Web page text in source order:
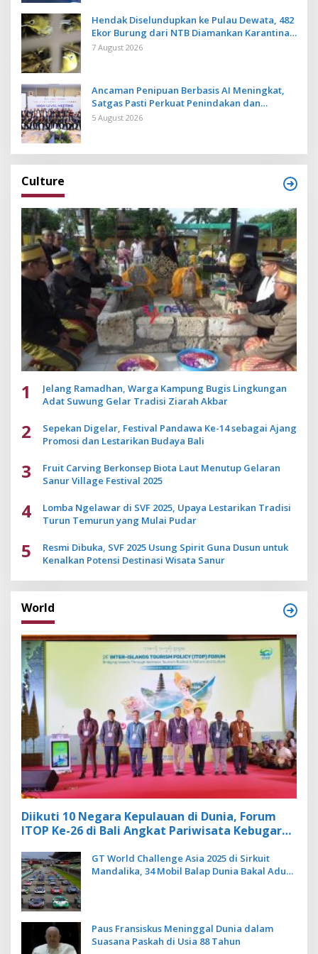
Hendak Diselundupkan ke Pulau Dewata, 482
Ekor Burung dari NTB Diamankan Karantina
Bali
7 August 2026
Ancaman Penipuan Berbasis AI Meningkat,
Satgas Pasti Perkuat Penindakan dan
Pengembangan Aplikasi Anti Penipuan
5 August 2026
Culture
1
Jelang Ramadhan, Warga Kampung Bugis Lingkungan
Adat Suwung Gelar Tradisi Ziarah Akbar
2
Sepekan Digelar, Festival Pandawa Ke-14 sebagai Ajang
Promosi dan Lestarikan Budaya Bali
3
Fruit Carving Berkonsep Biota Laut Menutup Gelaran
Sanur Village Festival 2025
4
Lomba Ngelawar di SVF 2025, Upaya Lestarikan Tradisi
Turun Temurun yang Mulai Pudar
5
Resmi Dibuka, SVF 2025 Usung Spirit Guna Dusun untuk
Kenalkan Potensi Destinasi Wisata Sanur
World
Diikuti 10 Negara Kepulauan di Dunia, Forum
ITOP Ke-26 di Bali Angkat Pariwisata Kebugaran
GT World Challenge Asia 2025 di Sirkuit
Mandalika, 34 Mobil Balap Dunia Bakal Adu
Paus Fransiskus Meninggal Dunia dalam
Suasana Paskah di Usia 88 Tahun